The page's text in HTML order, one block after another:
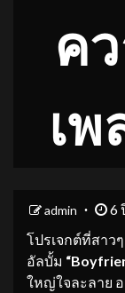
ค
เพ
admin 6
โปรเจกต์ที่สาว
อัลบั้ม “
ใหญ่ใจละลาย